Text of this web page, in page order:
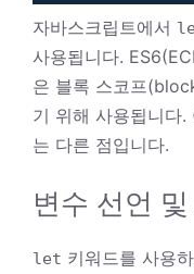
자바스크립트에서
사용됩니다.
은 블록 스코프
기 위해 사용됩니다.
는 다른 점입니다.
변수 선언
let 키워드를 사용